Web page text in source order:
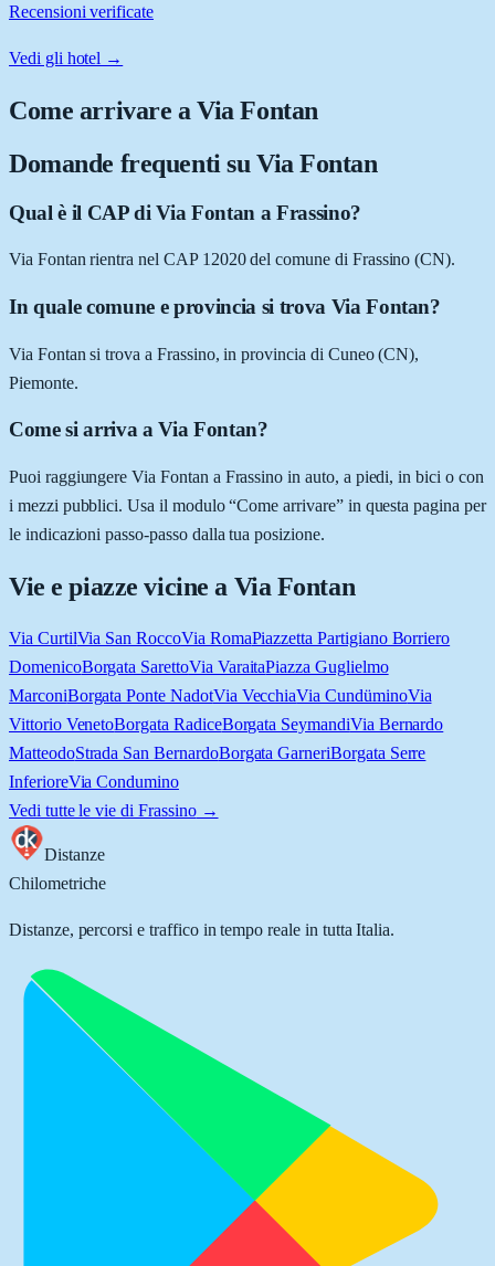
Recensioni verificate
Vedi gli hotel →
Come arrivare aVia Fontan
Domande frequenti su Via Fontan
Qual è il CAP di Via Fontan a Frassino?
Via Fontan rientra nel CAP 12020 del comune di Frassino (CN).
In quale comune e provincia si trova Via Fontan?
Via Fontan si trova a Frassino, in provincia di Cuneo (CN),
Piemonte.
Come si arriva a Via Fontan?
Puoi raggiungere Via Fontan a Frassino in auto, a piedi, in bici o con
i mezzi pubblici. Usa il modulo “Come arrivare” in questa pagina per
le indicazioni passo-passo dalla tua posizione.
Vie e piazze vicine a Via Fontan
Via CurtilVia San RoccoVia RomaPiazzetta Partigiano Borriero
DomenicoBorgata SarettoVia VaraitaPiazza Guglielmo
MarconiBorgata Ponte NadotVia VecchiaVia CundüminoVia
Vittorio VenetoBorgata RadiceBorgata SeymandiVia Bernardo
MatteodoStrada San BernardoBorgata GarneriBorgata Serre
InferioreVia Condumino
Vedi tutte le vie di Frassino→
Distanze
Chilometriche
Distanze, percorsi e traffico in tempo reale in tutta Italia.